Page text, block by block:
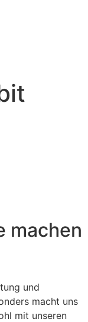
machen
und
macht uns
mit unseren